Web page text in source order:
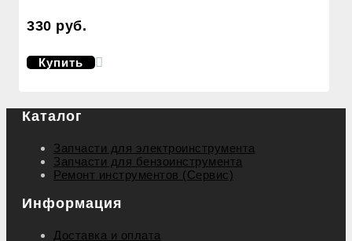
330 руб.
Купить
Каталог
Запчасти для электроинструмента
Запчасти для бензоинструмента
Ремонт инструментов (Сервис)
Информация
Доставка и оплата